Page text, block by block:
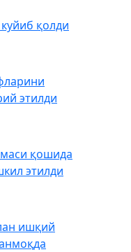
қолди
этилди
қошида
этилди
ишқий